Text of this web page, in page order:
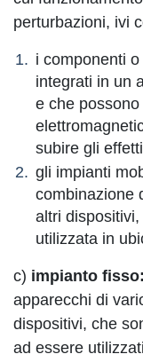
perturbazioni, ivi
i componenti
integrati in un
e che
subire gli
gli impianti
combinazione
altri
utilizzata in
c) impianto fisso:
apparecchi di
dispositivi, che
ad essere